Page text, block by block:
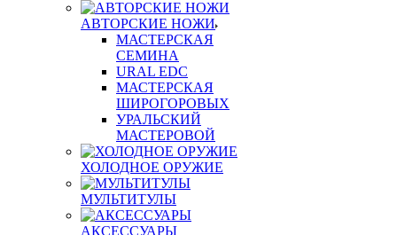
АВТОРСКИЕ НОЖИ
МАСТЕРСКАЯ
СЕМИНА
URAL EDC
МАСТЕРСКАЯ
ШИРОГОРОВЫХ
УРАЛЬСКИЙ
МАСТЕРОВОЙ
ХОЛОДНОЕ ОРУЖИЕ
МУЛЬТИТУЛЫ
АКСЕССУАРЫ